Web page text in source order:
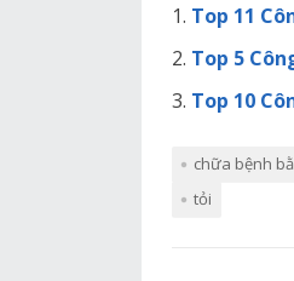
Top 11
Top 5
Top 10
chữa bệnh
tỏi